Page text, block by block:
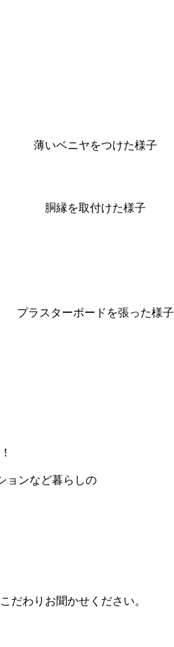
薄いベニヤをつけた様子
胴縁を取付けた様子
プラスターボードを張った様子
ョンなど暮らしの
だわりお聞かせください。